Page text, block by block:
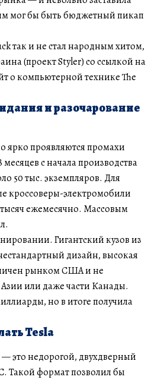
мог бы быть бюджетный пикап
так и не стал народным хитом,
(проект Styler) со ссылкой на
о компьютерной технике The
и разочарование
ярко проявляются промахи
месяцев с начала производства
50 тыс. экземпляров. Для
кроссоверы-электромобили
ежемесячно. Массовым
Гигантский кузов из
дизайн, высокая
рынком США и не
или даже части Канады.
но в итоге получила
Tesla
это недорогой, двухдверный
Такой формат позволил бы